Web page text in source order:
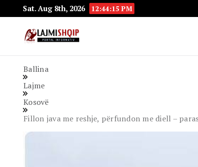
Sat. Aug 8th, 2026 12:44:16 PM
Ballina
Lajme
Kosovë
Fillon java me reshje, përfundon me diell –